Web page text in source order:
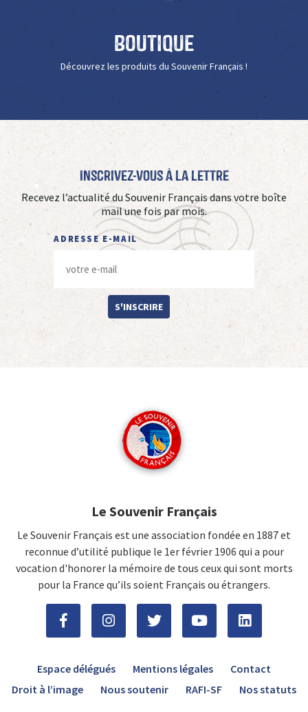
Boutique
Découvrez les produits du Souvenir Français !
Inscrivez-vous à La Lettre
Recevez l’actualité du Souvenir Français dans votre boîte
mail une fois par mois.
ADRESSE E-MAIL
S'INSCRIRE
Le Souvenir Français
Le Souvenir Français est une association fondée en 1887 et
reconnue d’utilité publique le 1er février 1906 qui a pour
vocation d'honorer la mémoire de tous ceux qui sont morts
pour la France qu’ils soient Français ou étrangers.
Espace délégués Mentions légales
Contact
Droit à l’image
Nous soutenir RAFI-SF Nos statuts